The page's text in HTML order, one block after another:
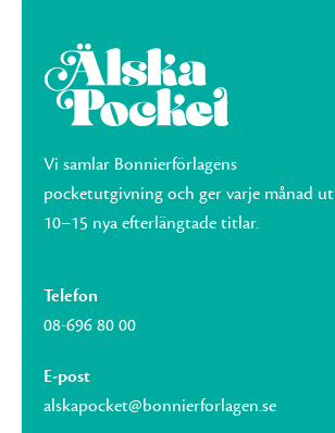
Vi samlar Bonnierförlagens
pocketutgivning och ger varje månad ut
10–15 nya efterlängtade titlar.
Telefon
08-696 80 00
E-post
alskapocket@bonnierforlagen.se